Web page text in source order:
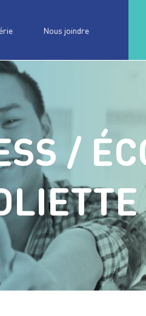
Nous joindre
/